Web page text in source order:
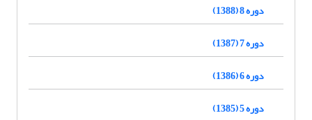
دوره 8 (1388)
دوره 7 (1387)
دوره 6 (1386)
دوره 5 (1385)